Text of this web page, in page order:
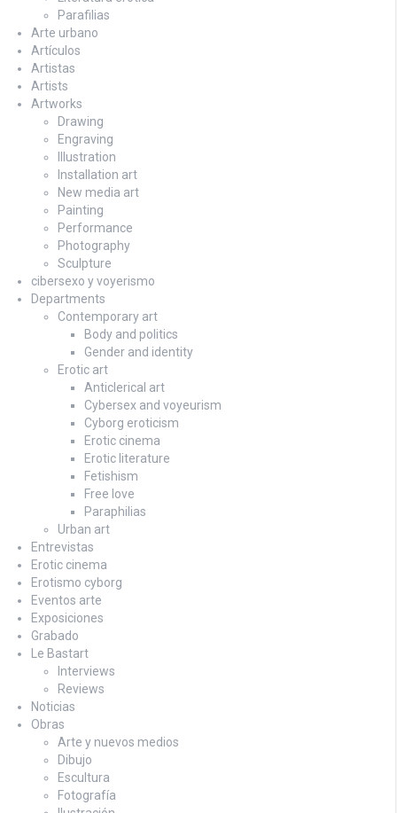
Parafilias
Arte urbano
Artículos
Artistas
Artists
Artworks
Drawing
Engraving
Illustration
Installation art
New media art
Painting
Performance
Photography
Sculpture
cibersexo y voyerismo
Departments
Contemporary art
Body and politics
Gender and identity
Erotic art
Anticlerical art
Cybersex and voyeurism
Cyborg eroticism
Erotic cinema
Erotic literature
Fetishism
Free love
Paraphilias
Urban art
Entrevistas
Erotic cinema
Erotismo cyborg
Eventos arte
Exposiciones
Grabado
Le Bastart
Interviews
Reviews
Noticias
Obras
Arte y nuevos medios
Dibujo
Escultura
Fotografía